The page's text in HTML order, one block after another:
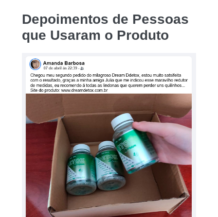
Depoimentos de Pessoas
que Usaram o Produto